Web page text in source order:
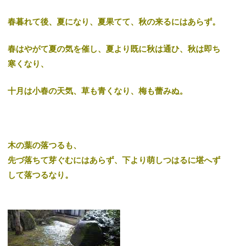
春暮れて後、夏になり、夏果てて、秋の来るにはあらず。
春はやがて夏の気を催し、夏より既に秋は通ひ、秋は即ち
寒くなり、
十月は小春の天気、草も青くなり、梅も蕾みぬ。
木の葉の落つるも、
先づ落ちて芽ぐむにはあらず、下より萌しつはるに堪へず
して落つるなり。